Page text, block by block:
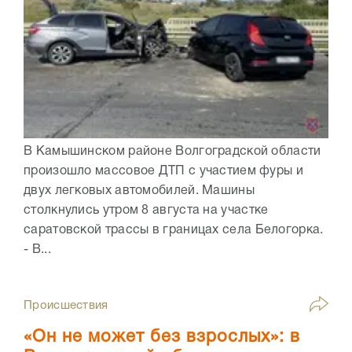
В Камышинском районе Волгоградской области
произошло массовое ДТП с участием фуры и
двух легковых автомобилей. Машины
столкнулись утром 8 августа на участке
саратовской трассы в границах села Белогорка.
- В...
Происшествия
«Он не может без взрослых»: в